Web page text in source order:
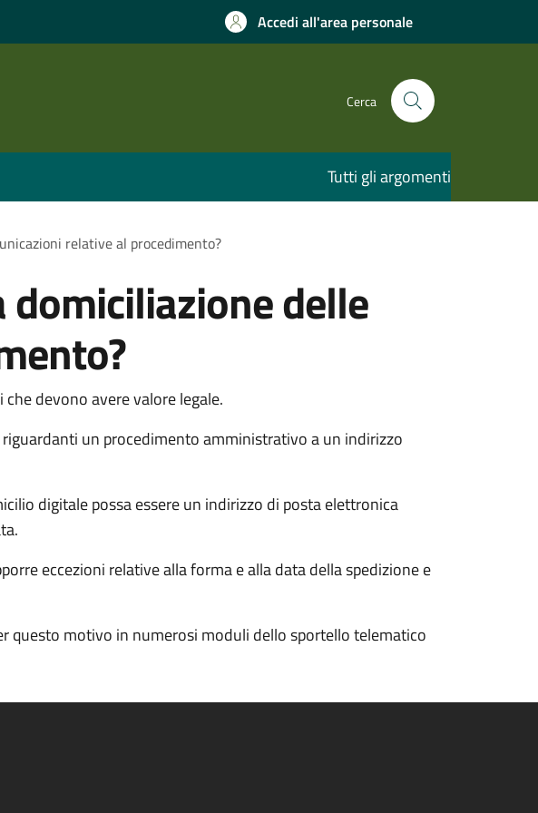
Accedi all'area personale
Cerca
Tutti gli argomenti
relative al procedimento?
delle
devono avere valore legale.
un procedimento amministrativo a un indirizzo
digitale possa essere un indirizzo di posta elettronica
eccezioni relative alla forma e alla data della spedizione e
questo motivo in numerosi moduli dello sportello telematico